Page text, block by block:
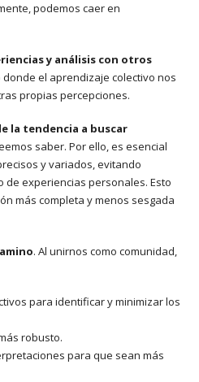
podemos caer en
y análisis con otros
donde el aprendizaje colectivo nos
propias percepciones.
la tendencia a buscar
saber. Por ello, es esencial
y variados, evitando
experiencias personales. Esto
más completa y menos sesgada
. Al unirnos como comunidad,
para identificar y minimizar los
robusto.
para que sean más